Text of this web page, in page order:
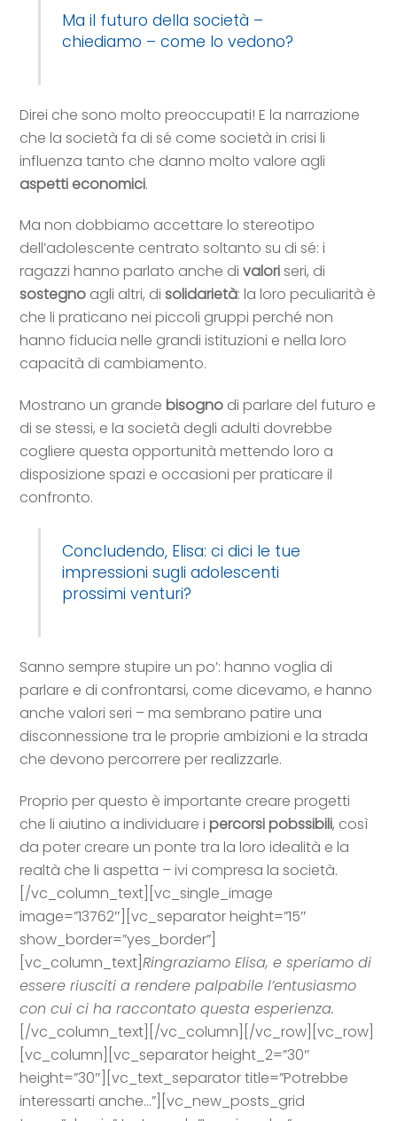
Ma il futuro della società –
chiediamo – come lo vedono?
Direi che sono molto preoccupati! E la narrazione
che la società fa di sé come società in crisi li
influenza tanto che danno molto valore agli
aspetti economici.
Ma non dobbiamo accettare lo stereotipo
dell’adolescente centrato soltanto su di sé: i
ragazzi hanno parlato anche divaloriseri, di
sostegno agli altri, disolidarietà: la loro peculiarità è
che li praticano nei piccoli gruppi perché non
hanno fiducia nelle grandi istituzioni e nella loro
capacità di cambiamento.
Mostrano un grandebisogno di parlare del futuro e
di se stessi, e la società degli adulti dovrebbe
cogliere questa opportunità mettendo loro a
disposizione spazi e occasioni per praticare il
confronto.
Concludendo, Elisa: ci dici le tue
impressioni sugli adolescenti
prossimi venturi?
Sanno sempre stupire un po’: hanno voglia di
parlare e di confrontarsi, come dicevamo, e hanno
anche valori seri – ma sembrano patire una
disconnessione tra le proprie ambizioni e la strada
che devono percorrere per realizzarle.
Proprio per questo è importante creare progetti
che li aiutino a individuare ipercorsi pobssibili, così
da poter creare un ponte tra la loro idealità e la
realtà che li aspetta – ivi compresa la società.
[/vc_column_text][vc_single_image
image=”13762″][vc_separator height=”15″
show_border=”yes_border”]
[vc_column_text]Ringraziamo Elisa, e speriamo di
essere riusciti a rendere palpabile l’entusiasmo
con cui ci ha raccontato questa esperienza.
[/vc_column_text][/vc_column][/vc_row][vc_row]
[vc_column][vc_separator height_2=”30″
height=”30″][vc_text_separator title=”Potrebbe
interessarti anche…”][vc_new_posts_grid